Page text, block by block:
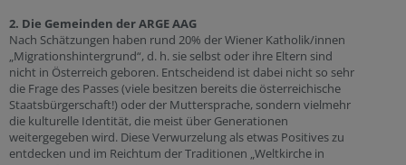
2. Die Gemeinden der ARGE AAG
Nach Schätzungen haben rund 20% der Wiener Katholik/innen
„Migrationshintergrund“, d. h. sie selbst oder ihre Eltern sind
nicht in Österreich geboren. Entscheidend ist dabei nicht so sehr
die Frage des Passes (viele besitzen bereits die österreichische
Staatsbürgerschaft!) oder der Muttersprache, sondern vielmehr
die kulturelle Identität, die meist über Generationen
weitergegeben wird. Diese Verwurzelung als etwas Positives zu
entdecken und im Reichtum der Traditionen „Weltkirche in